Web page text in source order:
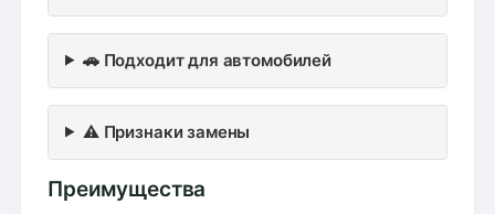
🚗 Подходит для автомобилей
⚠️ Признаки замены
Преимущества